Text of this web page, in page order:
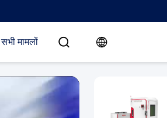
सभी मामलों